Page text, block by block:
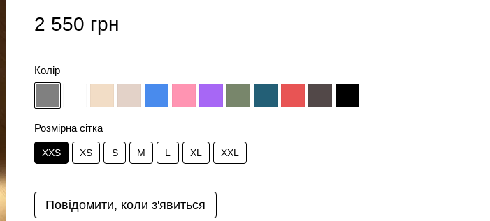
2 550 грн
Колір
Розмірна сітка
XXS XS S M L XL XXL
Повідомити, коли з'явиться